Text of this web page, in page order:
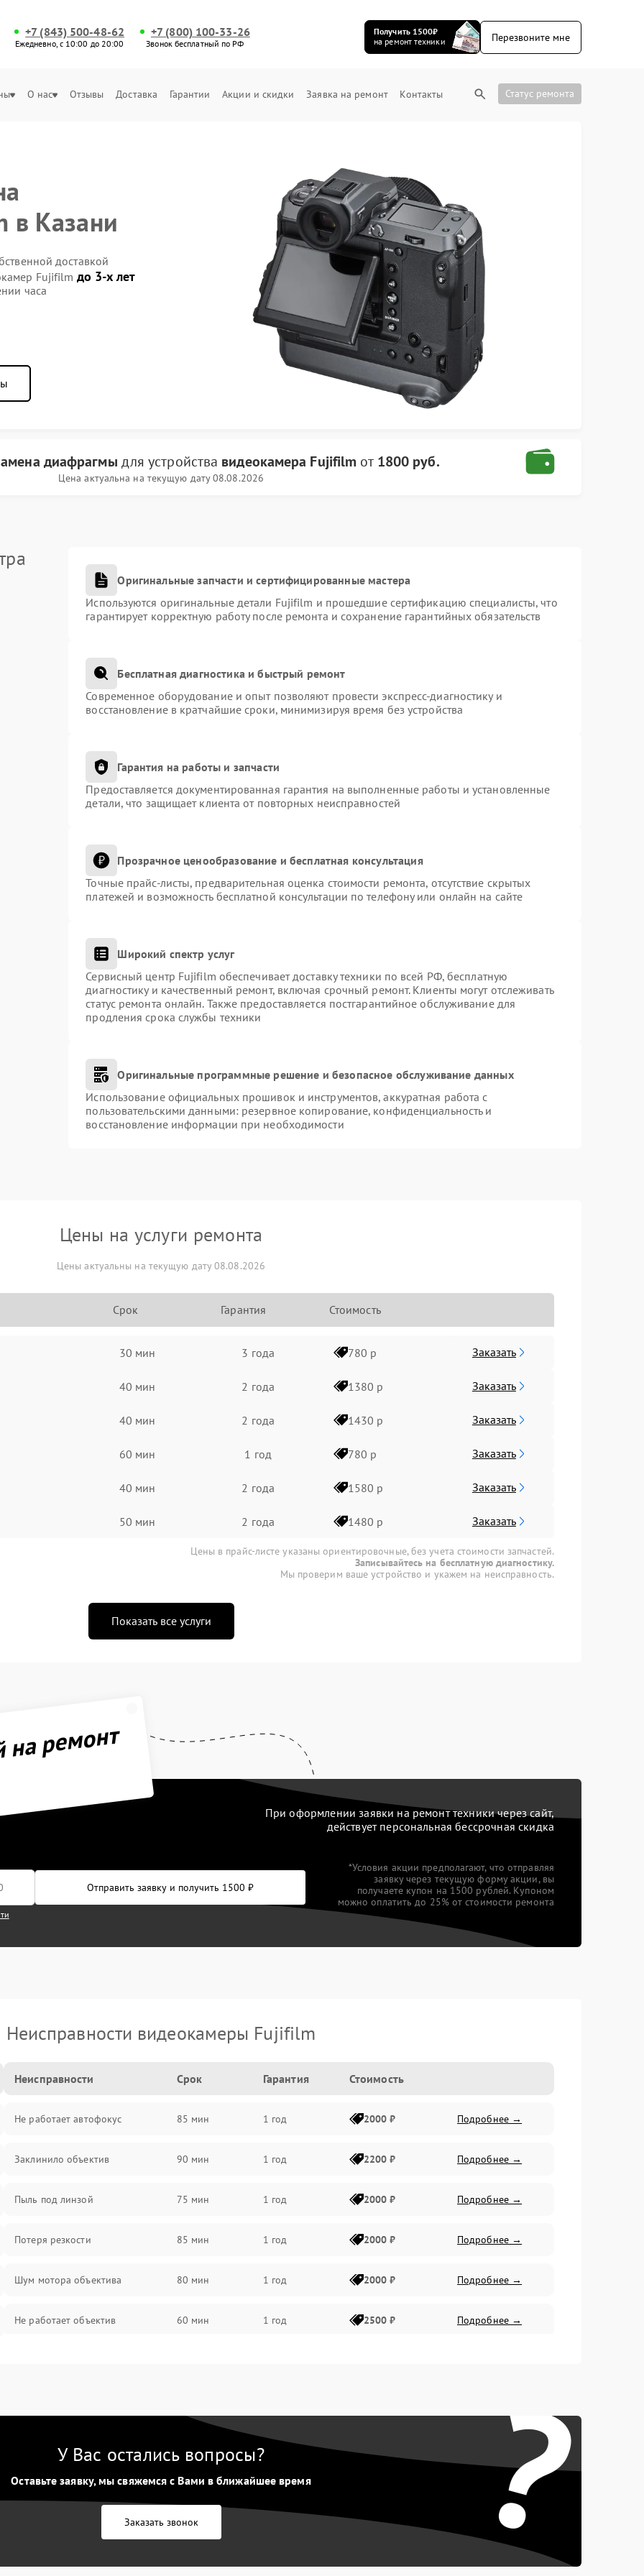
+7 (843) 500-48-62
Ежедневно, с 10:00 до 20:00
+7 (800) 100-33-26
Звонок бесплатный по РФ
Получить 1500₽
на ремонт техники
Перезвоните мне
О нас Отзывы Доставка Гарантии Акции и скидки Заявка на ремонт Контакты Статус ремонта
в Казани
доставкой
Fujifilm до 3-х лет
часа
диафрагмы для устройства видеокамера Fujifilm от 1800 руб.
Цена актуальна на текущую дату 08.08.2026
Оригинальные запчасти и сертифицированные мастера
Используются оригинальные детали Fujifilm и прошедшие сертификацию специалисты, что
гарантирует корректную работу после ремонта и сохранение гарантийных обязательств
Бесплатная диагностика и быстрый ремонт
Современное оборудование и опыт позволяют провести экспресс-диагностику и
восстановление в кратчайшие сроки, минимизируя время без устройства
Гарантия на работы и запчасти
Предоставляется документированная гарантия на выполненные работы и установленные
детали, что защищает клиента от повторных неисправностей
Прозрачное ценообразование и бесплатная консультация
Точные прайс-листы, предварительная оценка стоимости ремонта, отсутствие скрытых
платежей и возможность бесплатной консультации по телефону или онлайн на сайте
Широкий спектр услуг
Сервисный центр Fujifilm обеспечивает доставку техники по всей РФ, бесплатную
диагностику и качественный ремонт, включая срочный ремонт. Клиенты могут отслеживать
статус ремонта онлайн. Также предоставляется постгарантийное обслуживание для
продления срока службы техники
Оригинальные программные решение и безопасное обслуживание данных
Использование официальных прошивок и инструментов, аккуратная работа с
пользовательскими данными: резервное копирование, конфиденциальность и
восстановление информации при необходимости
Цены на услуги ремонта
Цены актуальны на текущую дату 08.08.2026
Срок Гарантия Стоимость
30 мин 3 года 780 р Заказать
40 мин 2 года 1380 р Заказать
40 мин 2 года 1430 р Заказать
60 мин 1 год 780 р Заказать
40 мин 2 года 1580 р Заказать
50 мин 2 года 1480 р Заказать
Цены в прайс-листе указаны ориентировочные, без учета стоимости запчастей.
Записывайтесь на бесплатную диагностику.
Мы проверим ваше устройство и укажем на неисправность.
Показать все услуги
ремонт
При оформлении заявки на ремонт техники через сайт,
действует персональная бессрочная скидка
Отправить заявку и получить 1500 ₽
*Условия акции предполагают, что отправляя
заявку через текущую форму акции, вы
получаете купон на 1500 рублей. Купоном
можно оплатить до 25% от стоимости ремонта
Неисправности видеокамеры Fujifilm
Неисправности Срок Гарантия Стоимость
Не работает автофокус 85 мин 1 год 2000 ₽ Подробнее →
Заклинило объектив 90 мин 1 год 2200 ₽ Подробнее →
Пыль под линзой 75 мин 1 год 2000 ₽ Подробнее →
Потеря резкости 85 мин 1 год 2000 ₽ Подробнее →
Шум мотора объектива 80 мин 1 год 2000 ₽ Подробнее →
Не работает объектив 60 мин 1 год 2500 ₽ Подробнее →
1 год
Не работает зум 60 мин 1 год Подробнее →
Не работает стабилизация
60 мин 2300 ₽ Подробнее →
?
У Вас остались вопросы?
Оставьте заявку, мы свяжемся с Вами в ближайшее время
Заказать звонок